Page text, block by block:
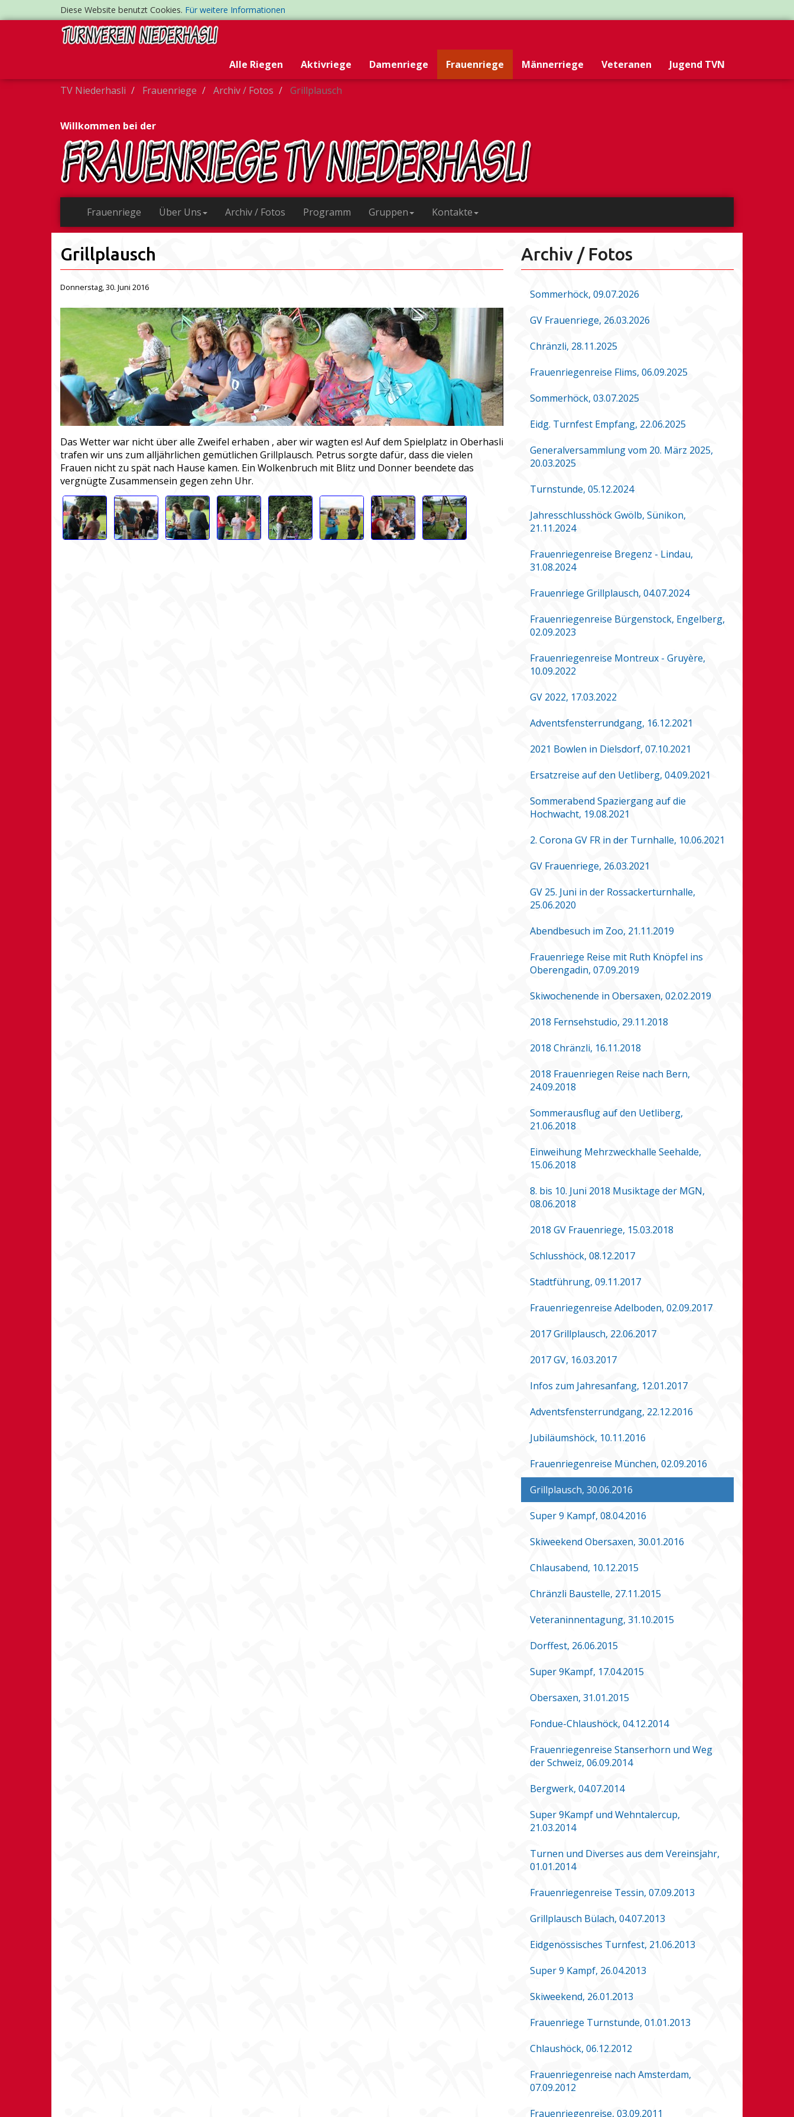
Diese Website benutzt Cookies. Für weitere Informationen
Alle Riegen Aktivriege Damenriege Frauenriege Männerriege Veteranen
Jugend TVN
TV Niederhasli
Frauenriege Archiv / Fotos Grillplausch
Willkommen bei der
Frauenriege Über Uns Archiv / Fotos Programm Gruppen Kontakte
Grillplausch
Donnerstag, 30. Juni 2016
Das Wetter war nicht über alle Zweifel erhaben , aber wir wagten es! Auf dem Spielplatz in Oberhasli
trafen wir uns zum alljährlichen gemütlichen Grillplausch. Petrus sorgte dafür, dass die vielen
Frauen nicht zu spät nach Hause kamen. Ein Wolkenbruch mit Blitz und Donner beendete das
vergnügte Zusammensein gegen zehn Uhr.
Archiv / Fotos
Sommerhöck, 09.07.2026
GV Frauenriege, 26.03.2026
Chränzli, 28.11.2025
Frauenriegenreise Flims, 06.09.2025
Sommerhöck, 03.07.2025
Eidg. Turnfest Empfang, 22.06.2025
Generalversammlung vom 20. März 2025,
20.03.2025
Turnstunde, 05.12.2024
Jahresschlusshöck Gwölb, Sünikon,
21.11.2024
Frauenriegenreise Bregenz - Lindau,
31.08.2024
Frauenriege Grillplausch, 04.07.2024
Frauenriegenreise Bürgenstock, Engelberg,
02.09.2023
Frauenriegenreise Montreux - Gruyère,
10.09.2022
GV 2022, 17.03.2022
Adventsfensterrundgang, 16.12.2021
2021 Bowlen in Dielsdorf, 07.10.2021
Ersatzreise auf den Uetliberg, 04.09.2021
Sommerabend Spaziergang auf die
Hochwacht, 19.08.2021
2. Corona GV FR in der Turnhalle, 10.06.2021
GV Frauenriege, 26.03.2021
GV 25. Juni in der Rossackerturnhalle,
25.06.2020
Abendbesuch im Zoo, 21.11.2019
Frauenriege Reise mit Ruth Knöpfel ins
Oberengadin, 07.09.2019
Skiwochenende in Obersaxen, 02.02.2019
2018 Fernsehstudio, 29.11.2018
2018 Chränzli, 16.11.2018
2018 Frauenriegen Reise nach Bern,
24.09.2018
Sommerausflug auf den Uetliberg,
21.06.2018
Einweihung Mehrzweckhalle Seehalde,
15.06.2018
8. bis 10. Juni 2018 Musiktage der MGN,
08.06.2018
2018 GV Frauenriege, 15.03.2018
Schlusshöck, 08.12.2017
Stadtführung, 09.11.2017
Frauenriegenreise Adelboden, 02.09.2017
2017 Grillplausch, 22.06.2017
2017 GV, 16.03.2017
Infos zum Jahresanfang, 12.01.2017
Adventsfensterrundgang, 22.12.2016
Jubiläumshöck, 10.11.2016
Frauenriegenreise München, 02.09.2016
Grillplausch, 30.06.2016
Super 9 Kampf, 08.04.2016
Skiweekend Obersaxen, 30.01.2016
Chlausabend, 10.12.2015
Chränzli Baustelle, 27.11.2015
Veteraninnentagung, 31.10.2015
Dorffest, 26.06.2015
Super 9Kampf, 17.04.2015
Obersaxen, 31.01.2015
Fondue-Chlaushöck, 04.12.2014
Frauenriegenreise Stanserhorn und Weg
der Schweiz, 06.09.2014
Bergwerk, 04.07.2014
Super 9Kampf und Wehntalercup,
21.03.2014
Turnen und Diverses aus dem Vereinsjahr,
01.01.2014
Frauenriegenreise Tessin, 07.09.2013
Grillplausch Bülach, 04.07.2013
Eidgenössisches Turnfest, 21.06.2013
Super 9 Kampf, 26.04.2013
Skiweekend, 26.01.2013
Frauenriege Turnstunde, 01.01.2013
Chlaushöck, 06.12.2012
Frauenriegenreise nach Amsterdam,
07.09.2012
Frauenriegenreise, 03.09.2011